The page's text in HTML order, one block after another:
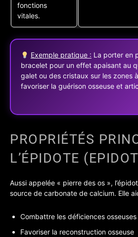
fonctions
vitales.
Exemple pratique : La porter en
bracelet pour un effet apaisant au
galet ou des cristaux sur les zones
favoriser la guérison osseuse et
PROPRIÉTÉS
L’ÉPIDOTE
Aussi appelée « pierre des os »,
source de carbonate de calcium. Elle
Combattre les déficiences
Favoriser la reconstruction osseuse